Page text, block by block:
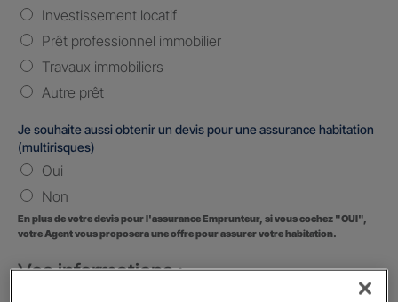
Investissement locatif
Prêt professionnel immobilier
Travaux immobiliers
Autre prêt
Je souhaite aussi obtenir un devis pour une assurance habitation
(multirisques)
Oui
Non
En plus de votre devis pour l'assurance Emprunteur, si vous cochez "OUI",
votre Agent vous proposera une offre pour assurer votre habitation.
Vos informations :